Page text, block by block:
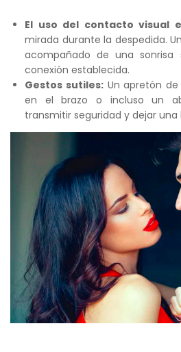
El uso del contacto visual
mirada durante la despedida.
acompañado de una sonrisa
conexión establecida.
Gestos sutiles:Un apretón de
en el brazo o incluso un
transmitir seguridad y dejar